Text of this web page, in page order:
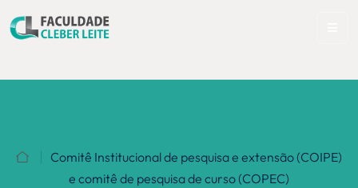
Comitê Institucional de pesquisa e extensão (COIPE)
e comitê de pesquisa de curso (COPEC)